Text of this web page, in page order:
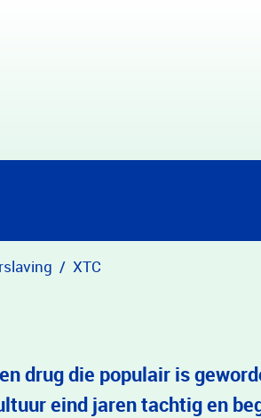
XTC
drug die populair is
eind jaren tachtig en